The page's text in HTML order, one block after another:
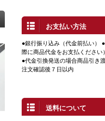
お支払い方法
●銀行振り込み（代金前払い）
際に商品代金をお支払ください
●代金引換発送の場合商品引き
注文確認後７日以内
送料について